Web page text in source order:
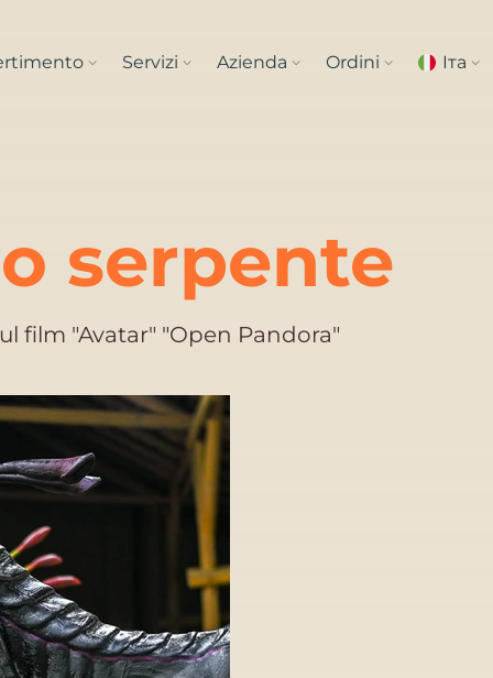
Servizi Azienda Ordini Iта
serpente
film "Avatar" "Open Pandora"